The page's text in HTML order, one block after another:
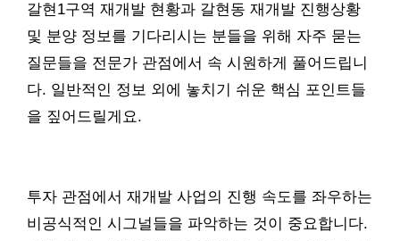
갈현1구역 재개발 현황과 갈현동 재개발 진행상황
및 분양 정보를 기다리시는 분들을 위해 자주 묻는
질문들을 전문가 관점에서 속 시원하게 풀어드립니
다. 일반적인 정보 외에 놓치기 쉬운 핵심 포인트들
을 짚어드릴게요.
투자 관점에서 재개발 사업의 진행 속도를 좌우하는
비공식적인 시그널들을 파악하는 것이 중요합니다.